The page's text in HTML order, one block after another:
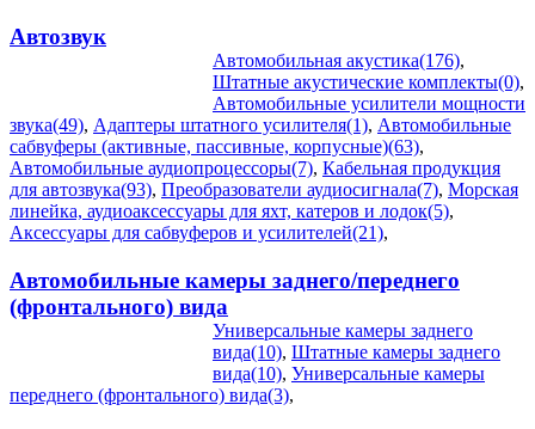
Автозвук
Автомобильная акустика(176),
Штатные акустические комплекты(0),
Автомобильные усилители мощности
звука(49), Адаптеры штатного усилителя(1), Автомобильные
сабвуферы (активные, пассивные, корпусные)(63),
Автомобильные аудиопроцессоры(7), Кабельная продукция
для автозвука(93), Преобразователи аудиосигнала(7), Морская
линейка, аудиоаксессуары для яхт, катеров и лодок(5),
Аксессуары для сабвуферов и усилителей(21),
Автомобильные камеры заднего/переднего
(фронтального) вида
Универсальные камеры заднего
вида(10), Штатные камеры заднего
вида(10), Универсальные камеры
переднего (фронтального) вида(3),